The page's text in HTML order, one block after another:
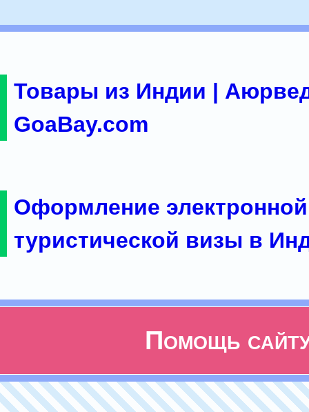
Товары из Индии |
GoaBay.com
Оформление электронной
туристической визы в
Помощь